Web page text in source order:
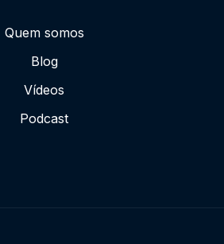
Quem somos
Blog
Vídeos
Podcast